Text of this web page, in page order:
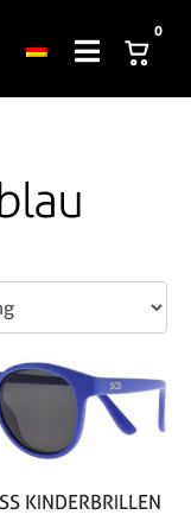
0
KINDERBRILLEN